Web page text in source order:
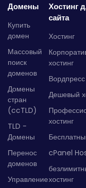
Домены
Купить
домен
Массовый
поиск
доменов
Домены
стран
(ccTLD)
TLD -
Домены
Перенос
доменов
Управление
Хостинг
сайта
Хостинг
хостинг
Вордпресс
Дешевый
хостинг
cPanel
хостинг